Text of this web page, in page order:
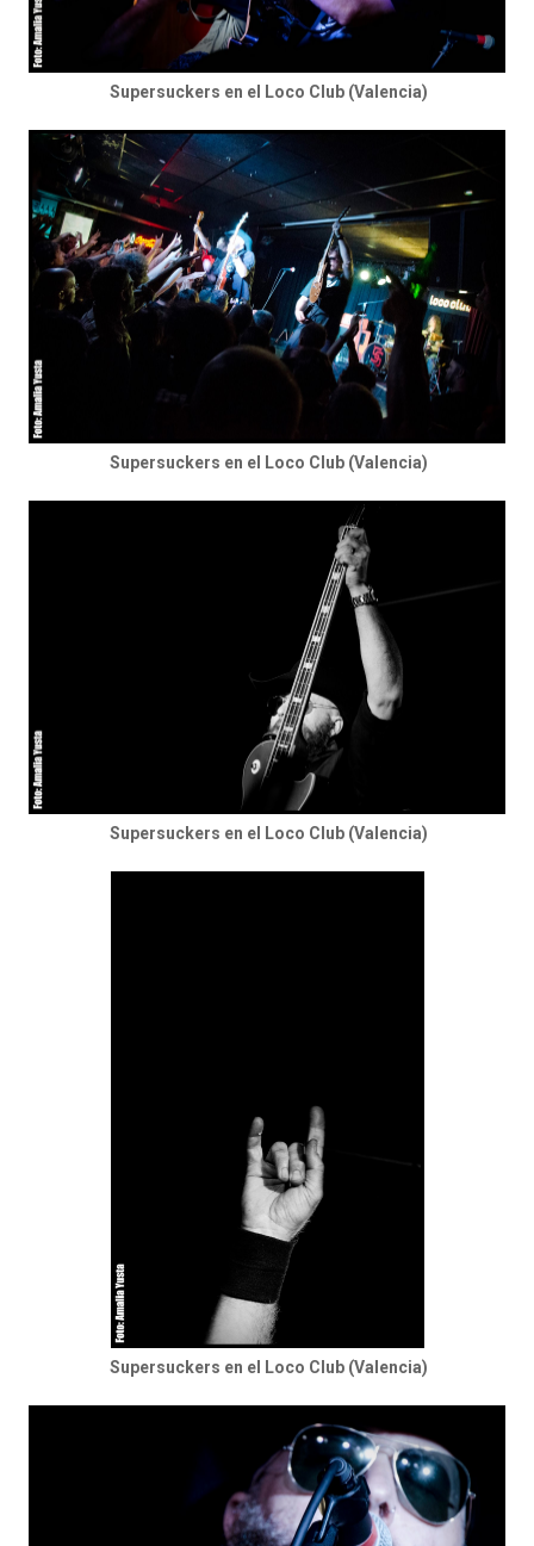
Supersuckers en el Loco Club (Valencia)
Supersuckers en el Loco Club (Valencia)
Supersuckers en el Loco Club (Valencia)
Supersuckers en el Loco Club (Valencia)